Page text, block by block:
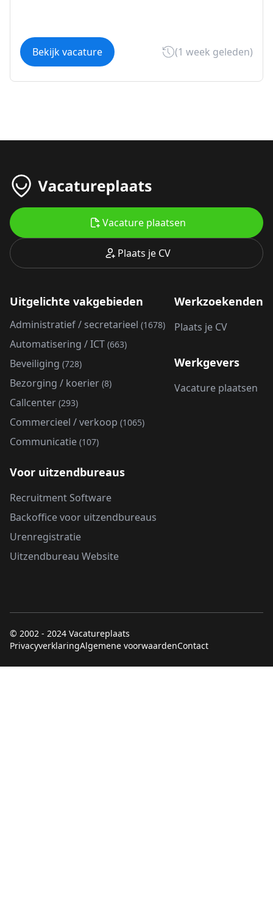
Bekijk vacature (1 week geleden)
Plaats je CV
Vacature plaatsen
Uitgelichte vakgebieden
Administratief / secretarieel (1678)
Automatisering / ICT (663)
Beveiliging (728)
Bezorging / koerier (8)
Callcenter (293)
Commercieel / verkoop (1065)
Communicatie (107)
Werkzoekenden
Plaats je CV
Werkgevers
Vacature plaatsen
Voor uitzendbureaus
Recruitment Software
Backoffice voor uitzendbureaus
Urenregistratie
Uitzendbureau Website
© 2002 - 2024 Vacatureplaats
PrivacyverklaringAlgemene voorwaardenContact